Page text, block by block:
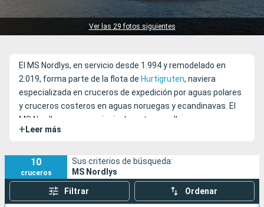
Ver las 29 fotos siguientes
El MS Nordlys, en servicio desde 1.994 y remodelado en
2.019, forma parte de la flota de Hurtigruten, naviera
especializada en cruceros de expedición por aguas polares
y cruceros costeros en aguas noruegas y ecandinavas. El
MS Nordlys navega, principalmente, para llevar a sus
pasajeros a descubrir los fiordos, Cabo Norte y la
+ Leer más
10
cruceros
Sus criterios de búsqueda:
MS Nordlys
Filtrar Ordenar